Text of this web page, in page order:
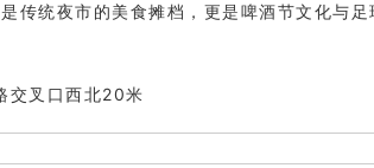
传统夜市的美食摊档，更是啤酒节文化与
交叉口西北20米